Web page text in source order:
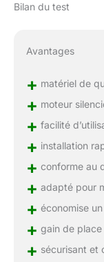
Bilan du test
Avantages
+ matériel de
+ moteur
+ facilité
+ installation
+ conforme au
+ adapté pour
+ économise
+ gain de place
+ sécurisant et